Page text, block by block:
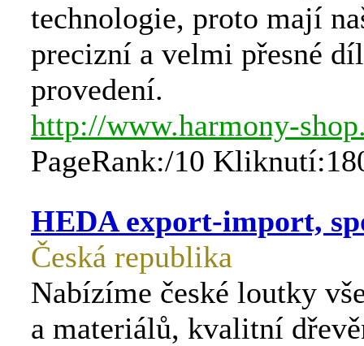
technologie, proto mají
precizní a velmi přesné
provedení.
http://www.harmony-
PageRank:/10
HEDA export-import,
Česká republika
Nabízíme české loutky
a materiálů, kvalitní